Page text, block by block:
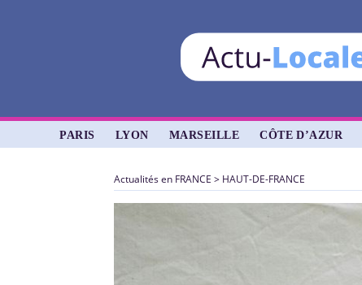
PARIS LYON MARSEILLE CÔTE D’AZUR
Actualités en FRANCE > HAUT-DE-FRANCE